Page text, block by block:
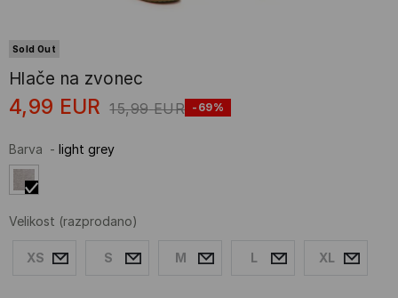
Sold Out
Hlače na zvonec
4,99 EUR 15,99 EUR -69%
Barva - light grey
Velikost (razprodano)
XS S M L XL